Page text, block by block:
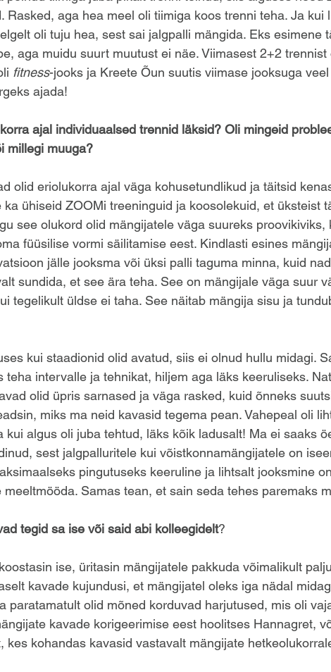
Rasked, aga hea meel oli tiimiga koos trenni teha. Ja kui
oli tuju hea, sest sai jalgpalli mängida. Eks esimene
aga muidu suurt muutust ei näe. Viimasest 2+2
fitness-jooks ja Kreete Õun suutis viimase jooksuga
ajada!
ajal individuaalsed trennid läksid? Oli mingeid
millegi muuga?
olid eriolukorra ajal väga kohusetundlikud ja täitsid
ka ühiseid ZOOMi treeninguid ja koosolekuid, et üksteist
see olukord olid mängijatele väga suureks proovikiviks,
füüsilise vormi säilitamise eest. Kindlasti esines
jälle jooksma või üksi palli taguma minna, kuid
sundida, et see ära teha. See on mängijale väga suur
tegelikult üldse ei taha. See näitab mängija sisu ja
kui staadionid olid avatud, siis ei olnud hullu midagi.
teha intervalle ja tehnikat, hiljem aga läks keeruliseks.
olid üpris sarnased ja väga rasked, kuid õnneks
miks ma neid kavasid tegema pean. Vahepeal oli
kui algus oli juba tehtud, läks kõik ladusalt! Ma ei saaks
sest jalgpalluritele kui võistkonnamängijatele on
pingutuseks keeruline ja lihtsalt jooksmine
meeltmööda. Samas tean, et sain seda tehes paremaks
tegid sa ise või said abi kolleegidelt?
ise, üritasin mängijatele pakkuda võimalikult
kavade kujundusi, et mängijatel oleks iga nädal
paratamatult olid mõned korduvad harjutused, mis oli
kavade korigeerimise eest hoolitses Hannagret,
kes kohandas kavasid vastavalt mängijate